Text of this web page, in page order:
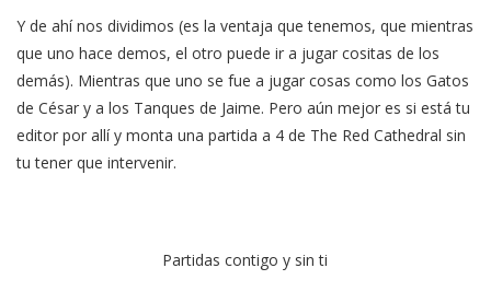
Y de ahí nos dividimos (es la ventaja que tenemos, que mientras
que uno hace demos, el otro puede ir a jugar cositas de los
demás). Mientras que uno se fue a jugar cosas como los Gatos
de César y a los Tanques de Jaime. Pero aún mejor es si está tu
editor por allí y monta una partida a 4 de The Red Cathedral sin
tu tener que intervenir.
Partidas contigo y sin ti